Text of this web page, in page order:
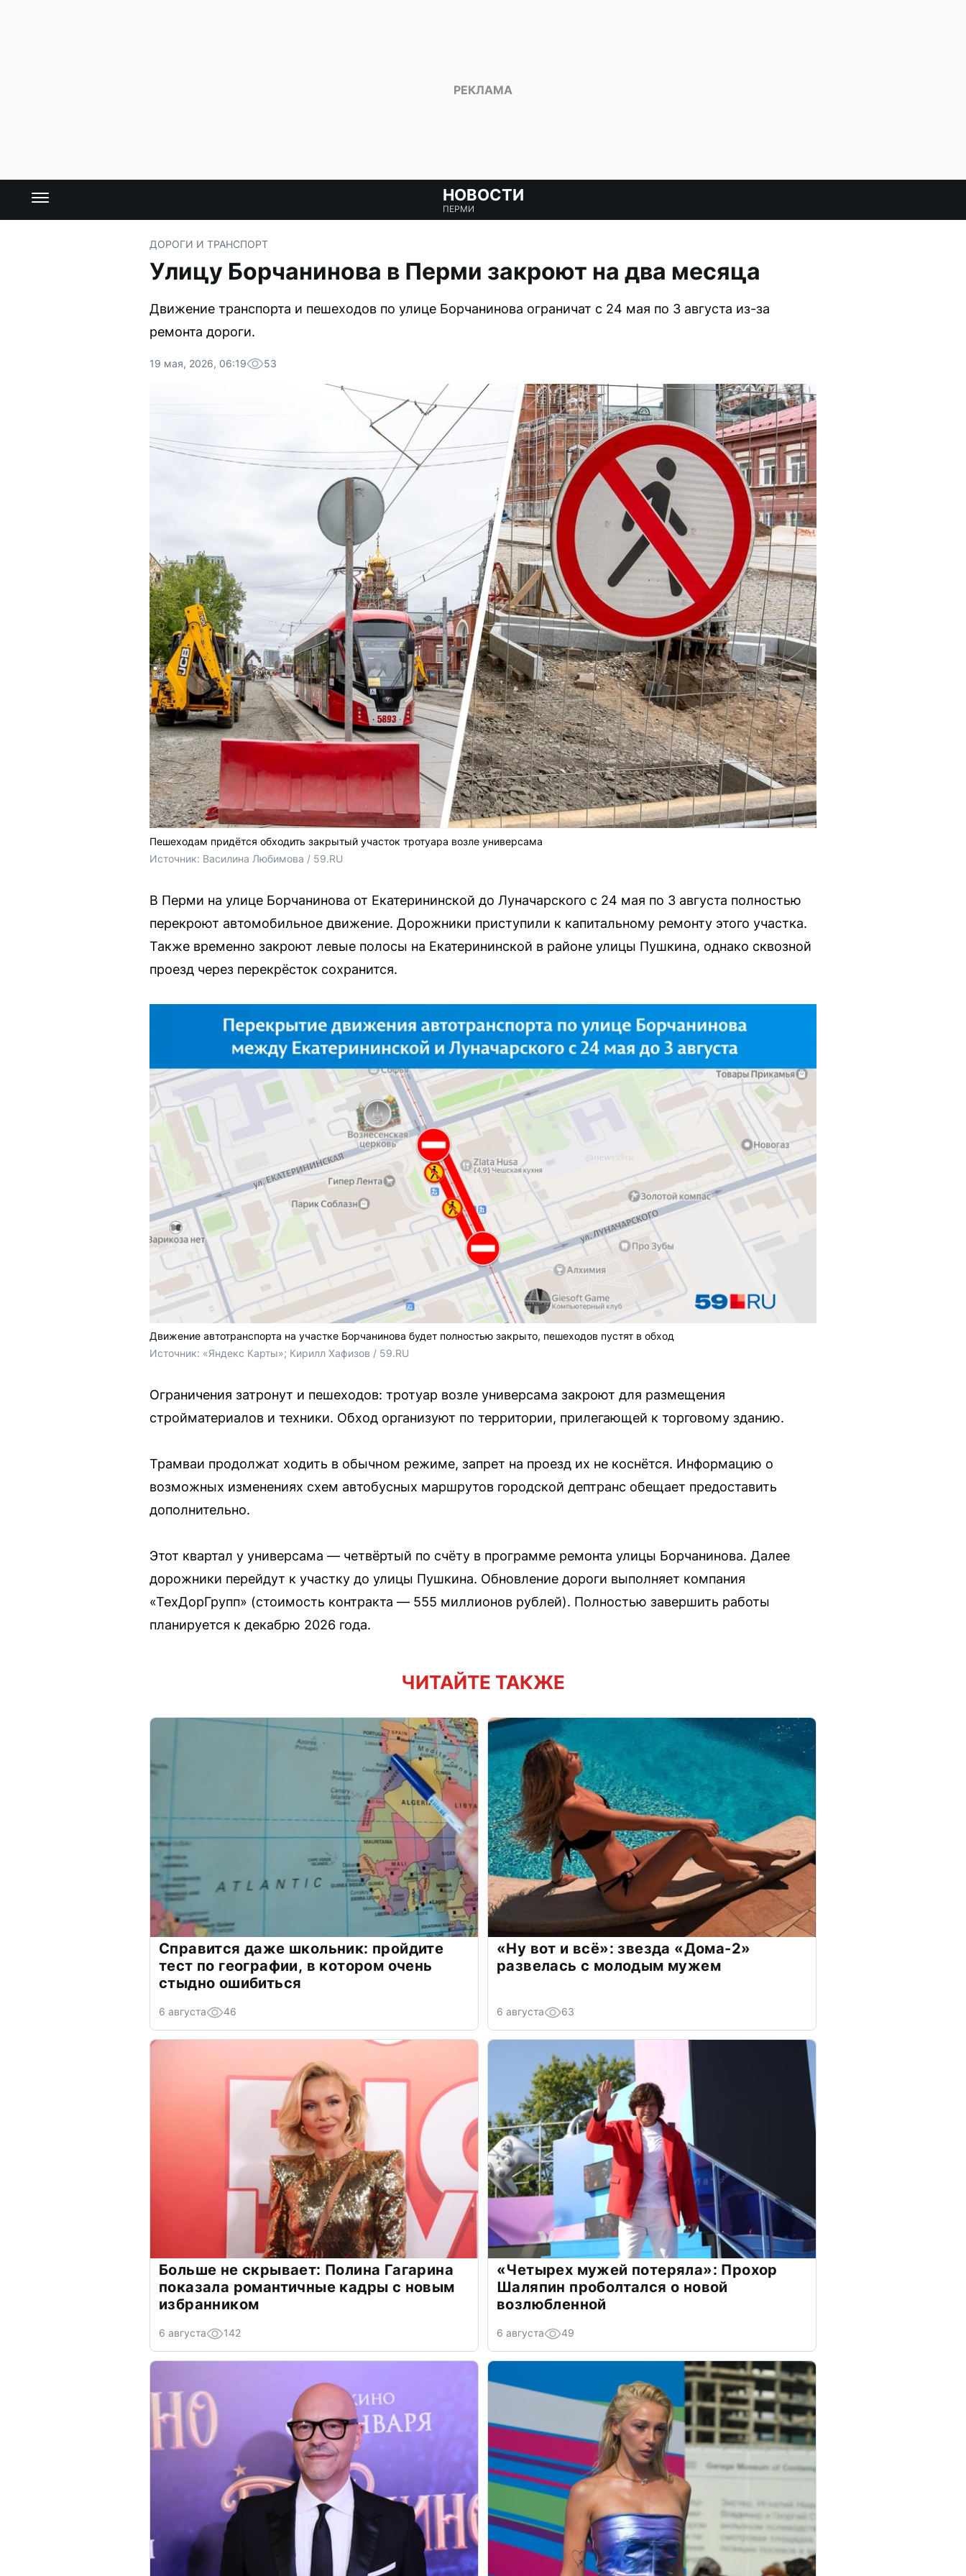
НОВОСТИ
ПЕРМИ
ДОРОГИ И ТРАНСПОРТ
Улицу Борчанинова в Перми закроют на два месяца
Движение транспорта и пешеходов по улице Борчанинова ограничат с 24 мая по 3 августа из-за
ремонта дороги.
19 мая, 2026, 06:19 53
Пешеходам придётся обходить закрытый участок тротуара возле универсама
Источник: Василина Любимова / 59.RU
В Перми на улице Борчанинова от Екатерининской до Луначарского с 24 мая по 3 августа полностью
перекроют автомобильное движение. Дорожники приступили к капитальному ремонту этого участка.
Также временно закроют левые полосы на Екатерининской в районе улицы Пушкина, однако сквозной
проезд через перекрёсток сохранится.
Движение автотранспорта на участке Борчанинова будет полностью закрыто, пешеходов пустят в обход
Источник: «Яндекс Карты»; Кирилл Хафизов / 59.RU
Ограничения затронут и пешеходов: тротуар возле универсама закроют для размещения
стройматериалов и техники. Обход организуют по территории, прилегающей к торговому зданию.
Трамваи продолжат ходить в обычном режиме, запрет на проезд их не коснётся. Информацию о
возможных изменениях схем автобусных маршрутов городской дептранс обещает предоставить
дополнительно.
Этот квартал у универсама — четвёртый по счёту в программе ремонта улицы Борчанинова. Далее
дорожники перейдут к участку до улицы Пушкина. Обновление дороги выполняет компания
«ТехДорГрупп» (стоимость контракта — 555 миллионов рублей). Полностью завершить работы
планируется к декабрю 2026 года.
ЧИТАЙТЕ ТАКЖЕ
Справится даже школьник: пройдите
тест по географии, в котором очень
стыдно ошибиться
6 августа 46
«Ну вот и всё»: звезда «Дома-2»
развелась с молодым мужем
6 августа 63
Больше не скрывает: Полина Гагарина
показала романтичные кадры с новым
избранником
6 августа 142
«Четырех мужей потеряла»: Прохор
Шаляпин проболтался о новой
возлюбленной
6 августа 49